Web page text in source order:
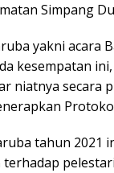
Simpang
yakni acara
kesempatan
niatnya secara
tahun 2021